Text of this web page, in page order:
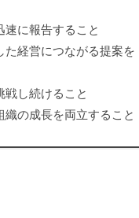
に報告すること
経営につながる提案を
し続けること
の成長を両立すること